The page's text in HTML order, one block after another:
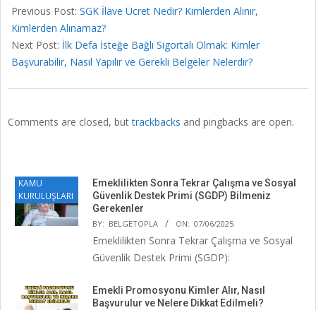
Previous Post: SGK İlave Ücret Nedir? Kimlerden Alınır,
Kimlerden Alınamaz?
Next Post: İlk Defa İsteğe Bağlı Sigortalı Olmak: Kimler
Başvurabilir, Nasıl Yapılır ve Gerekli Belgeler Nelerdir?
Comments are closed, buttrackbacks and pingbacks are open.
KAMU
KURULUŞLARI
Emeklilikten Sonra Tekrar Çalışma ve Sosyal
Güvenlik Destek Primi (SGDP) Bilmeniz
Gerekenler
BY: BELGETOPLA ON: 07/06/2025
Emeklilikten Sonra Tekrar Çalışma ve Sosyal
Güvenlik Destek Primi (SGDP):
Emekli Promosyonu Kimler Alır, Nasıl
Başvurulur ve Nelere Dikkat Edilmeli?